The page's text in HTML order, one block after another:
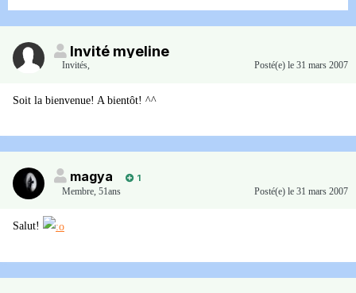
Invité myeline
Invités, Posté(e) le 31 mars 2007
Soit la bienvenue! A bientôt! ^^
magya
1
Membre, 51ans Posté(e) le 31 mars 2007
Salut!